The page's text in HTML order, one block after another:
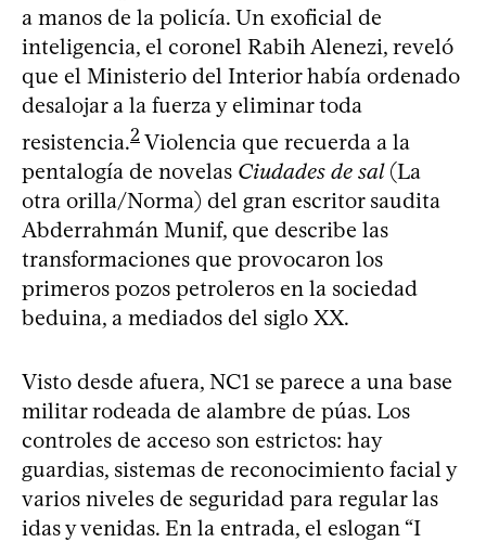
a manos de la policía. Un exoficial de
inteligencia, el coronel Rabih Alenezi, reveló
que el Ministerio del Interior había ordenado
desalojar a la fuerza y eliminar toda
resistencia.2 Violencia que recuerda a la
pentalogía de novelas Ciudades de sal(La
otra orilla/Norma) del gran escritor saudita
Abderrahmán Munif, que describe las
transformaciones que provocaron los
primeros pozos petroleros en la sociedad
beduina, a mediados del siglo XX.
Visto desde afuera, NC1 se parece a una base
militar rodeada de alambre de púas. Los
controles de acceso son estrictos: hay
guardias, sistemas de reconocimiento facial y
varios niveles de seguridad para regular las
idas y venidas. En la entrada, el eslogan “I